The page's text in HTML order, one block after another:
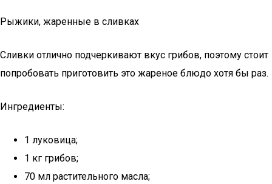
Рыжики, жаренные в сливках
Сливки отлично подчеркивают вкус грибов, поэтому стоит
попробовать приготовить это жареное блюдо хотя бы раз.
Ингредиенты:
1 луковица;
1 кг грибов;
70 мл растительного масла;